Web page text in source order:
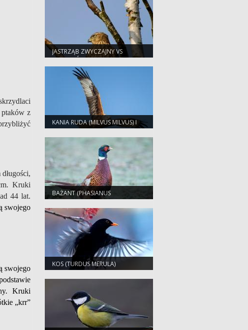
z
Kruki
44 lat.
swojego
swojego
Kruki
„krr”
JASTRZĄB ZWYCZAJNY VS
MYSZOŁÓW ZWYCZAJNY
KANIA RUDA (MILVUS MILVUS) I
KANIA CZARNA (MILVUS
MIGRANS)
BAŻANT (PHASIANUS
COLCHICUS)
KOS (TURDUS MERULA)